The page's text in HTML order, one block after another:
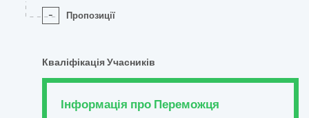
- Пропозиції
Кваліфікація Учасників
Інформація про Переможця